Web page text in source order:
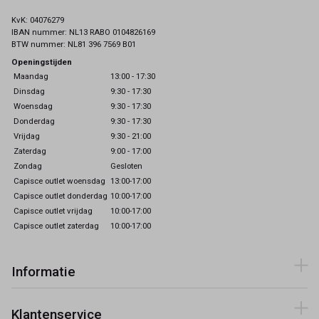
KvK: 04076279
IBAN nummer: NL13 RABO 0104826169
BTW nummer: NL81 396 7569 B01
Openingstijden
Maandag
13:00 - 17:30
Dinsdag
9:30 - 17:30
Woensdag
9:30 - 17:30
Donderdag
9:30 - 17:30
Vrijdag
9:30 - 21:00
Zaterdag
9:00 - 17:00
Zondag
Gesloten
Capisce outlet woensdag 13:00-17:00
Capisce outlet donderdag 10:00-17:00
Capisce outlet vrijdag
10:00-17:00
Capisce outlet zaterdag
10:00-17:00
Informatie
Klantenservice